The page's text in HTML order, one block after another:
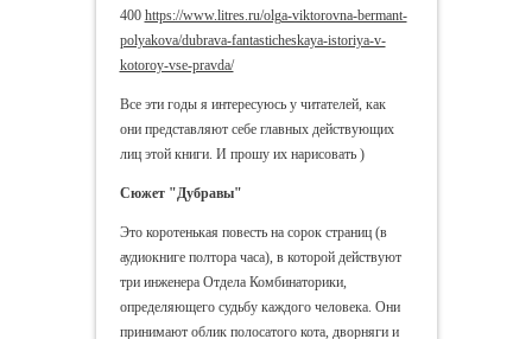
400 https://www.litres.ru/olga-viktorovna-bermant-
polyakova/dubrava-fantasticheskaya-istoriya-v-
kotoroy-vse-pravda/
Все эти годы я интересуюсь у читателей, как
они представляют себе главных действующих
лиц этой книги. И прошу их нарисовать )
Сюжет "Дубравы"
Это коротенькая повесть на сорок страниц (в
аудиокниге полтора часа), в которой действуют
три инженера Отдела Комбинаторики,
определяющего судьбу каждого человека. Они
принимают облик полосатого кота, дворняги и